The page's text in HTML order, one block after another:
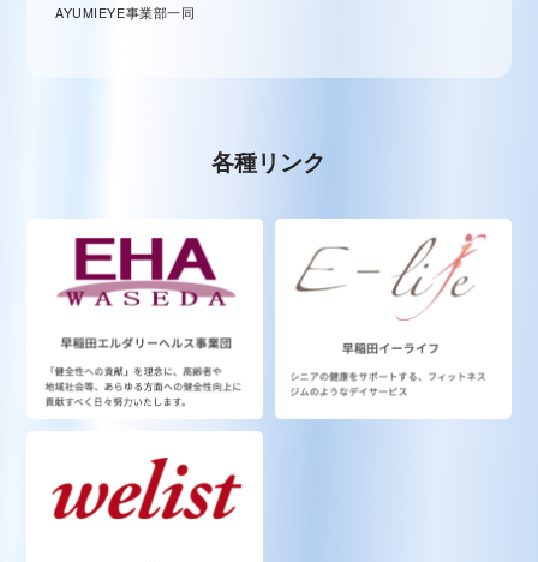
AYUMIEYE事業部一同
各種リンク